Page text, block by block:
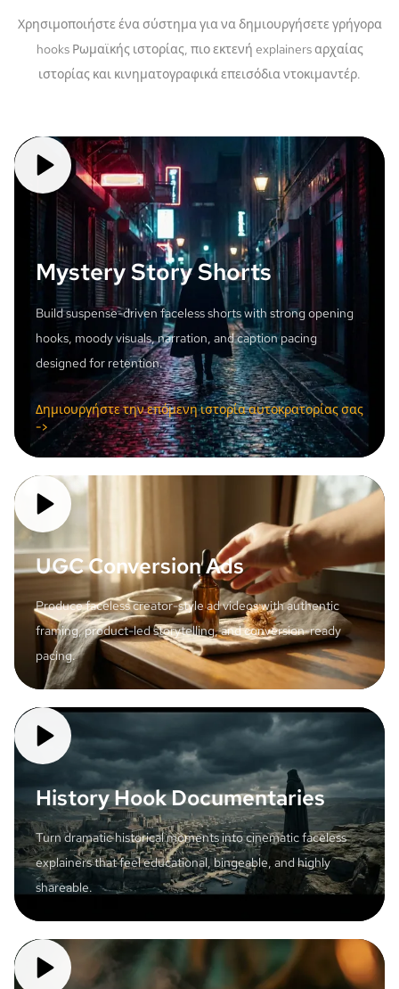
Χρησιμοποιήστε ένα σύστημα για να δημιουργήσετε γρήγορα
hooks Ρωμαϊκής ιστορίας, πιο εκτενή explainers αρχαίας
ιστορίας και κινηματογραφικά επεισόδια ντοκιμαντέρ.
Mystery Story Shorts
Build suspense-driven faceless shorts with strong opening
hooks, moody visuals, narration, and caption pacing
designed for retention.
Δημιουργήστε την επόμενη ιστορία αυτοκρατορίας σας
->
UGC Conversion Ads
Produce faceless creator-style ad videos with authentic
framing, product-led storytelling, and conversion-ready
pacing.
History Hook Documentaries
Turn dramatic historical moments into cinematic faceless
explainers that feel educational, bingeable, and highly
shareable.